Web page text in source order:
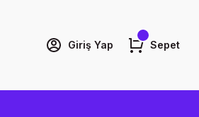
Giriş Yap Sepet